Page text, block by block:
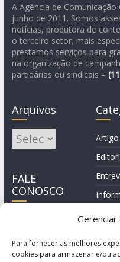
Para fornecer as melhores
cookies para armazenar e/ou
A Agência de Comunicação
junho de 2011. Somos
notícias, produtora de
o terceiro setor, mais
prestamos serviços para
na organização de
partidárias ou sindicais –
Arquivos
Arquivos
FALE
CONOSCO
Artigo